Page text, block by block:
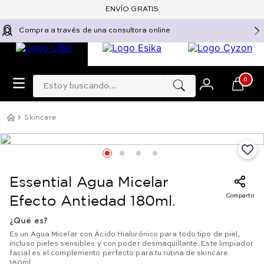
Compra a través de una consultora online
Estoy buscando... 0
ENVÍO GRATIS
Skincare
Essential Agua Micelar
Efecto Antiedad 180ml.
Compartir
¿Qué es?
Es un Agua Micelar con Ácido Hialurónico para todo tipo de piel,
incluso pieles sensibles y con poder desmaquillante. Este limpiador
facial es el complemento perfecto para tu rutina de skincare.